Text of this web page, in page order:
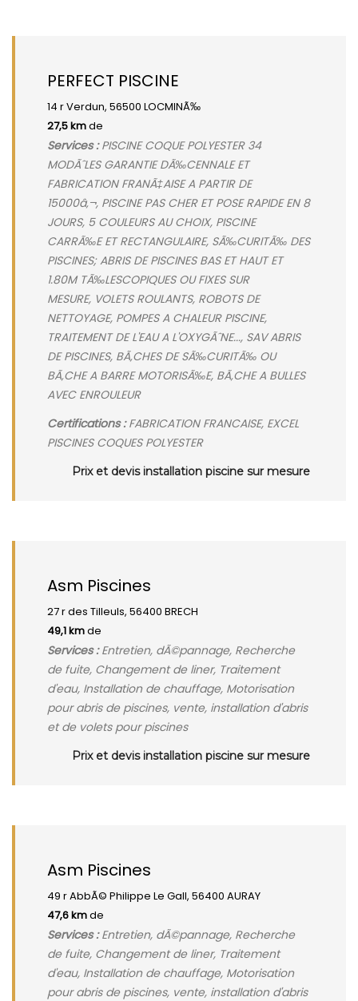
PERFECT PISCINE
14 r Verdun, 56500 LOCMINÃ‰
27,5 kmde
Services :PISCINE COQUE POLYESTER 34
MODÃˆLES GARANTIE DÃ‰CENNALE ET
FABRICATION FRANÃ‡AISE A PARTIR DE
15000â‚¬, PISCINE PAS CHER ET POSE RAPIDE EN 8
JOURS, 5 COULEURS AU CHOIX, PISCINE
CARRÃ‰E ET RECTANGULAIRE, SÃ‰CURITÃ‰ DES
PISCINES; ABRIS DE PISCINES BAS ET HAUT ET
1.80M TÃ‰LESCOPIQUES OU FIXES SUR
MESURE, VOLETS ROULANTS, ROBOTS DE
NETTOYAGE, POMPES A CHALEUR PISCINE,
TRAITEMENT DE L'EAU A L'OXYGÃˆNE..., SAV ABRIS
DE PISCINES, BÃ‚CHES DE SÃ‰CURITÃ‰ OU
BÃ‚CHE A BARRE MOTORISÃ‰E, BÃ‚CHE A BULLES
AVEC ENROULEUR
Certifications :FABRICATION FRANCAISE, EXCEL
PISCINES COQUES POLYESTER
Prix et devis installation piscine sur mesure
Asm Piscines
27 r des Tilleuls, 56400 BRECH
49,1 kmde
Services :Entretien, dÃ©pannage, Recherche
de fuite, Changement de liner, Traitement
d'eau, Installation de chauffage, Motorisation
pour abris de piscines, vente, installation d'abris
et de volets pour piscines
Prix et devis installation piscine sur mesure
Asm Piscines
49 r AbbÃ© Philippe Le Gall, 56400 AURAY
47,6 kmde
Services :Entretien, dÃ©pannage, Recherche
de fuite, Changement de liner, Traitement
d'eau, Installation de chauffage, Motorisation
pour abris de piscines, vente, installation d'abris